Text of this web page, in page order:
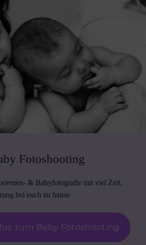
Fotoshooting
& Babyfotografie mit viel Zeit,
bei euch zu hause
zum Baby Fotoshooting